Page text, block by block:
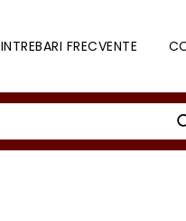
INTREBARI FRECVENTE